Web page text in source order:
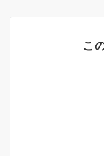
こ